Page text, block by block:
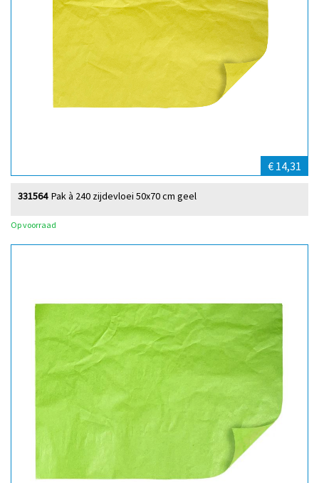
€ 14,31
Pak à 240 zijdevloei 50x70 cm geel
331564
Op voorraad